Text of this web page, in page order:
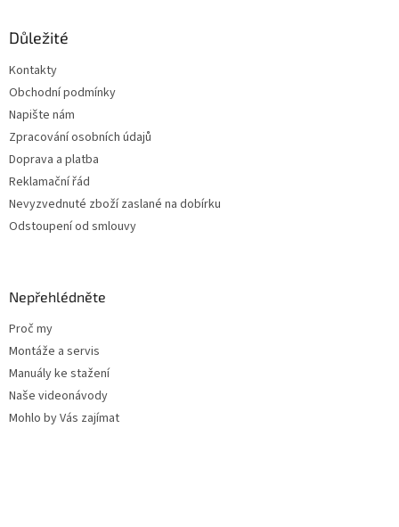
Důležité
Kontakty
Obchodní podmínky
Napište nám
Zpracování osobních údajů
Doprava a platba
Reklamační řád
Nevyzvednuté zboží zaslané na dobírku
Odstoupení od smlouvy
Nepřehlédněte
Proč my
Montáže a servis
Manuály ke stažení
Naše videonávody
Mohlo by Vás zajímat